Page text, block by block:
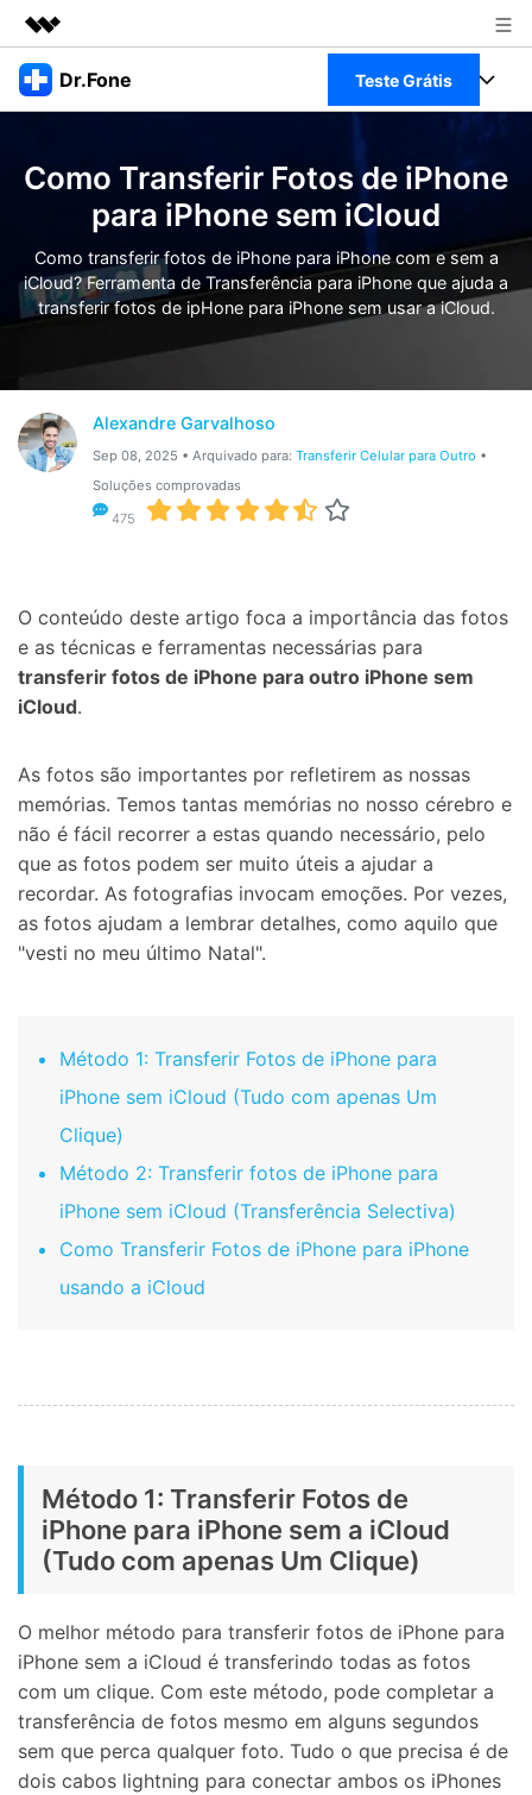
Produtos em destaque
Visão geral
Sobre nós
Sala de imprensa
Loja
Dr.Fone Teste Grátis
Veja Toolkit Completo >
Productos
Para PC
Para Celular
Ver Todos Os Aplicativos
Guia & Suporte
Centro de Ajuda
Gerenciador de dados
Reparar Celular
Encontre Mais Soluções
Entrar
Como Transferir Fotos de iPhone
para iPhone sem iCloud
Como transferir fotos de iPhone para iPhone com e sem a
iCloud? Ferramenta de Transferência para iPhone que ajuda a
transferir fotos de ipHone para iPhone sem usar a iCloud.
Alexandre Garvalhoso
Sep 08, 2025 • Arquivado para: Transferir Celular para Outro •
Soluções comprovadas
475
O conteúdo deste artigo foca a importância das fotos
e as técnicas e ferramentas necessárias para
transferir fotos de iPhone para outro iPhone sem
iCloud.
As fotos são importantes por refletirem as nossas
memórias. Temos tantas memórias no nosso cérebro e
não é fácil recorrer a estas quando necessário, pelo
que as fotos podem ser muito úteis a ajudar a
recordar. As fotografias invocam emoções. Por vezes,
as fotos ajudam a lembrar detalhes, como aquilo que
"vesti no meu último Natal".
Método 1: Transferir Fotos de iPhone para
iPhone sem iCloud (Tudo com apenas Um
Clique)
Método 2: Transferir fotos de iPhone para
iPhone sem iCloud (Transferência Selectiva)
Como Transferir Fotos de iPhone para iPhone
usando a iCloud
Método 1: Transferir Fotos de
iPhone para iPhone sem a iCloud
(Tudo com apenas Um Clique)
O melhor método para transferir fotos de iPhone para
iPhone sem a iCloud é transferindo todas as fotos
com um clique. Com este método, pode completar a
transferência de fotos mesmo em alguns segundos
sem que perca qualquer foto. Tudo o que precisa é de
dois cabos lightning para conectar ambos os iPhones